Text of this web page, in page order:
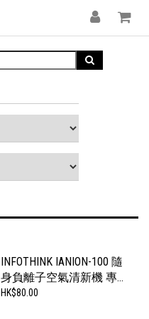
INFOTHINK IANION-100 隨
身負離子空氣清新機 專
用幼掛頸錬
HK$80.00